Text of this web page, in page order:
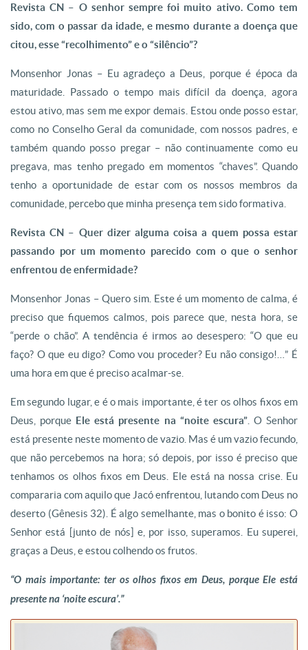
Revista CN – O senhor sempre foi muito ativo. Como tem
sido, com o passar da idade, e mesmo durante a doença que
citou, esse “recolhimento” e o “silêncio”?
Monsenhor Jonas – Eu agradeço a Deus, porque é época da
maturidade. Passado o tempo mais difícil da doença, agora
estou ativo, mas sem me expor demais. Estou onde posso estar,
como no Conselho Geral da comunidade, com nossos padres, e
também quando posso pregar – não continuamente como eu
pregava, mas tenho pregado em momentos “chaves”. Quando
tenho a oportunidade de estar com os nossos membros da
comunidade, percebo que minha presença tem sido formativa.
Revista CN – Quer dizer alguma coisa a quem possa estar
passando por um momento parecido com o que o senhor
enfrentou de enfermidade?
Monsenhor Jonas – Quero sim. Este é um momento de calma, é
preciso que fiquemos calmos, pois parece que, nesta hora, se
“perde o chão”. A tendência é irmos ao desespero: “O que eu
faço? O que eu digo? Como vou proceder? Eu não consigo!…” É
uma hora em que é preciso acalmar-se.
Em segundo lugar, e é o mais importante, é ter os olhos fixos em
Deus, porque Ele está presente na “noite escura”. O Senhor
está presente neste momento de vazio. Mas é um vazio fecundo,
que não percebemos na hora; só depois, por isso é preciso que
tenhamos os olhos fixos em Deus. Ele está na nossa crise. Eu
compararia com aquilo que Jacó enfrentou, lutando com Deus no
deserto (Gênesis 32). É algo semelhante, mas o bonito é isso: O
Senhor está [junto de nós] e, por isso, superamos. Eu superei,
graças a Deus, e estou colhendo os frutos.
“O mais importante: ter os olhos fixos em Deus, porque Ele está
presente na ‘noite escura’.”